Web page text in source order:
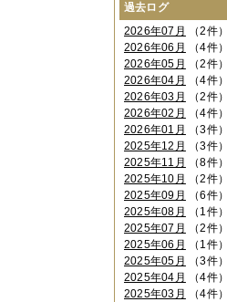
過去ログ
2026年07月
（2件）
2026年06月
（4件）
2026年05月
（2件）
2026年04月
（4件）
2026年03月
（2件）
2026年02月
（4件）
2026年01月
（3件）
2025年12月
（3件）
2025年11月
（8件）
2025年10月
（2件）
2025年09月
（6件）
2025年08月
（1件）
2025年07月
（2件）
2025年06月
（1件）
2025年05月
（3件）
2025年04月
（4件）
2025年03月
（4件）